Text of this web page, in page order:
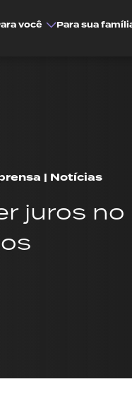
você Para sua
| Notícias
juros